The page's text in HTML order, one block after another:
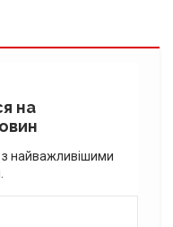
на
найважливішими